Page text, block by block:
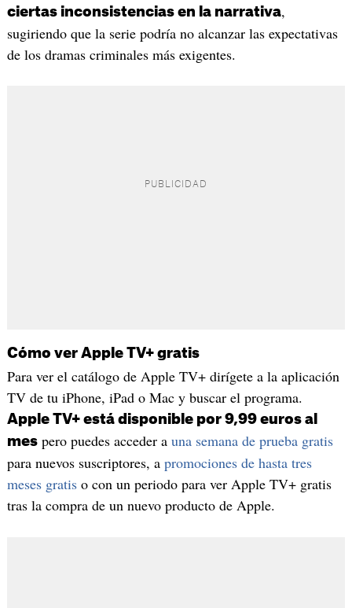
ciertas inconsistencias en la narrativa,
sugiriendo que la serie podría no alcanzar las expectativas
de los dramas criminales más exigentes.
Cómo ver Apple TV+ gratis
Para ver el catálogo de Apple TV+ dirígete a la aplicación
TV de tu iPhone, iPad o Mac y buscar el programa.
Apple TV+ está disponible por 9,99 euros al
mespero puedes acceder a una semana de prueba gratis
para nuevos suscriptores, a promociones de hasta tres
meses gratiso con un periodo para ver Apple TV+ gratis
tras la compra de un nuevo producto de Apple.